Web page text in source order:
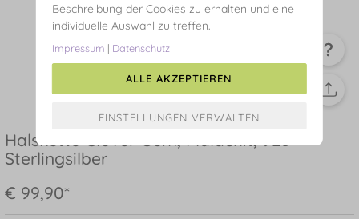
Halskette Clover Gem, Malachit, 925
Sterlingsilber
€ 99,90*
Beschreibung der Cookies zu erhalten und eine
individuelle Auswahl zu treffen.
Impressum | Datenschutz
ALLE AKZEPTIEREN